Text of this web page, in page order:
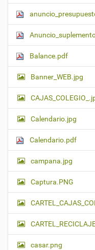
Balance.pdf
Banner_WEB.jpg
Calendario.jpg
Calendario.pdf
campana.jpg
Captura.PNG
casar.png